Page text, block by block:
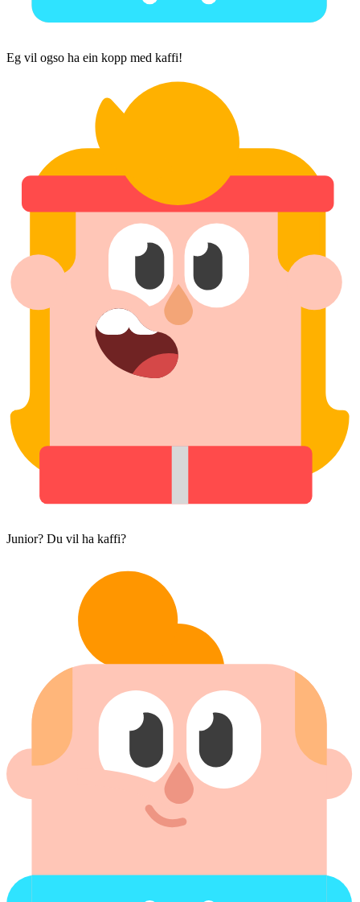
Eg vil ogso ha ein kopp med kaffi!
Junior? Du vil ha kaffi?